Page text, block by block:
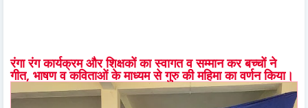
रंगा रंग कार्यक्रम और शिक्षकों का स्वागत व सम्मान कर बच्चों ने
गीत, भाषण व कविताओं के माध्यम से गुरु की महिमा का वर्णन किया।